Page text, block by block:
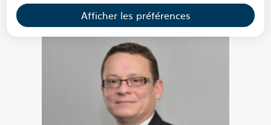
Afficher les préférences
CANTON DELIÉVIN